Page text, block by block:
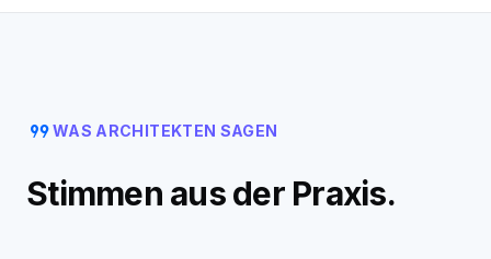
format_quoteWAS ARCHITEKTEN SAGEN
Stimmen aus der Praxis.